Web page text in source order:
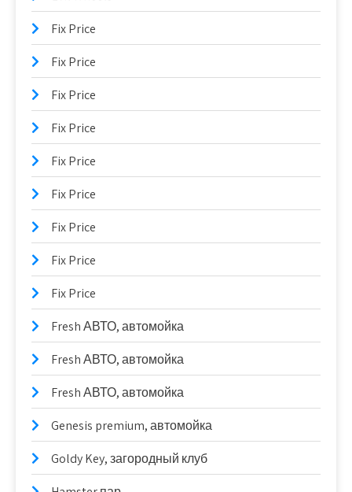
Fix Price
Fix Price
Fix Price
Fix Price
Fix Price
Fix Price
Fix Price
Fix Price
Fix Price
Fresh АВТО, автомойка
Fresh АВТО, автомойка
Fresh АВТО, автомойка
Genesis premium, автомойка
Goldy Key, загородный клуб